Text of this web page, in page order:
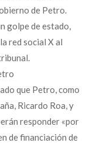
de Petro.
golpe de estado,
red social X al
que Petro, como
Ricardo Roa, y
responder «por
de financiación de